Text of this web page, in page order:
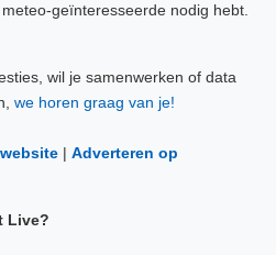
geïnteresseerde nodig hebt.
wil je samenwerken of data
we horen graag van je!
| Adverteren op
Live?